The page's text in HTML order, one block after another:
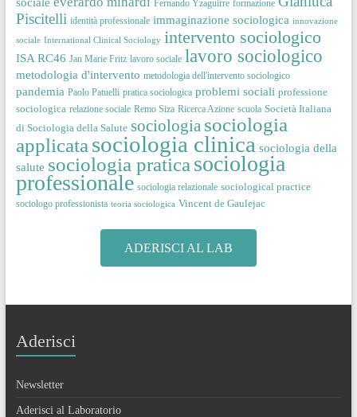
Fernando Yzaguirre formazione
Piscitelli identità professionale immaginazione sociologica innovazione
sociale International Clinical Sociology intervento sociologico
ISA RC46 Jan Marie Fritz lavoro sociale lavoro sociologico
metodologia d'intervento metodologia dell'intervento sociologico
pandemia Paolo Patuelli pratica sociologica problemi sociali professione
sociologica relazione sociale Remo Siza Ricerca Azione scuola Società Italiana
di Sociologia della Salute sociologia sociologia
applicata sociologia clinica sociologia della
salute sociologia pratica sociologia
professionale sociologia relazionale sociological practice
sociologo professionista teoria sociologica Vincent de Gaulejac
ADERISCI AL LAB
Aderisci
Newsletter
Aderisci al Laboratorio